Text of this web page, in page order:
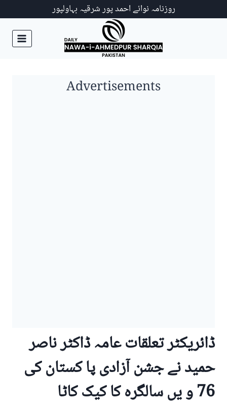
روزنامہ نوائے احمد پور شرقیہ بہاولپور
Advertisements
ڈائریکٹر تعلقات عامہ ڈاکٹر ناصر
حمید نے جشن آزادی پا کستان کی
76 و یں سالگرہ کا کیک کاٹا